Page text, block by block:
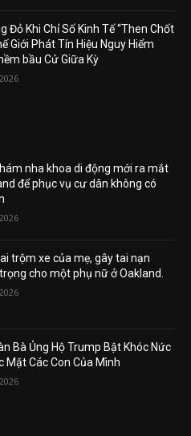
Đỏ Khi Chỉ Số Kinh Tế “Then Chốt
Giới Phát Tín Hiệu Nguy Hiểm
bầu Cử Giữa Kỳ
nha khoa di động mới ra mắt
để phục vụ cư dân không có
trộm xe của mẹ, gây tai nạn
cho một phụ nữ ở Oakland.
Bà Ủng Hộ Trump Bật Khóc Nức
Mặt Các Con Của Mình